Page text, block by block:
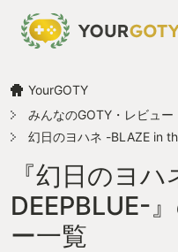
YourGOTY
みんなのGOTY・レビュー
幻日のヨハネ -BLAZE in
『幻日のヨ
DEEPBLUE-
ー一覧